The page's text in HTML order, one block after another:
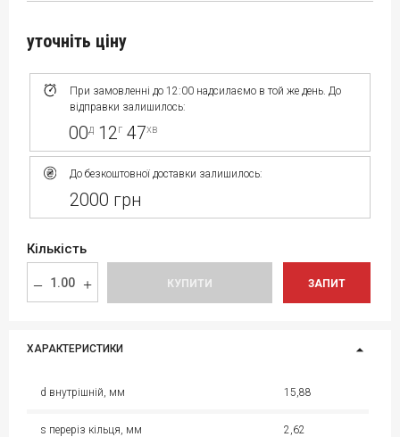
При замовленні до 12:00 надсилаємо в той же день. До
відправки залишилось:
00д 12г 47хв
До безкоштовної доставки залишилось:
2000 грн
уточніть ціну
Кількість
КУПИТИ ЗАПИТ
ХАРАКТЕРИСТИКИ
d внутрішній, мм 15,88
s переріз кільця, мм 2,62